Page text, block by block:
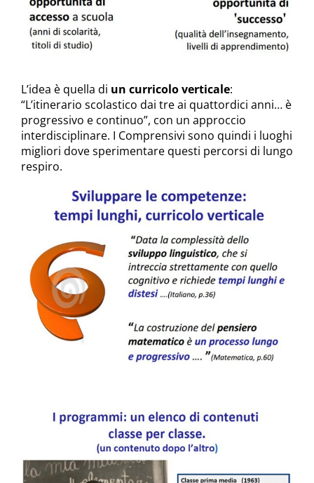
L’idea è quella di un curricolo verticale:
“L’itinerario scolastico dai tre ai quattordici anni… è
progressivo e continuo”, con un approccio
interdisciplinare. I Comprensivi sono quindi i luoghi
migliori dove sperimentare questi percorsi di lungo
respiro.